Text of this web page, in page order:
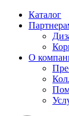
Каталог
О